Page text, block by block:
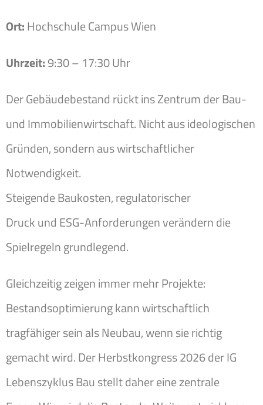
Ort:Hochschule Campus Wien
Uhrzeit:9:30 – 17:30 Uhr
Der Gebäudebestand rückt ins Zentrum der Bau-
und Immobilienwirtschaft. Nicht aus ideologischen
Gründen, sondern aus wirtschaftlicher
Notwendigkeit.
Steigende Baukosten, regulatorischer
Druck und ESG-Anforderungen verändern die
Spielregeln grundlegend.
Gleichzeitig zeigen immer mehr Projekte:
Bestandsoptimierung kann wirtschaftlich
tragfähiger sein als Neubau, wenn sie richtig
gemacht wird. Der Herbstkongress 2026 der IG
Lebenszyklus Bau stellt daher eine zentrale